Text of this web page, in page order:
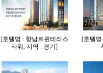
[호텔명 : 향남트윈테라스
타워, 지역 : 경기 ]
[호텔명